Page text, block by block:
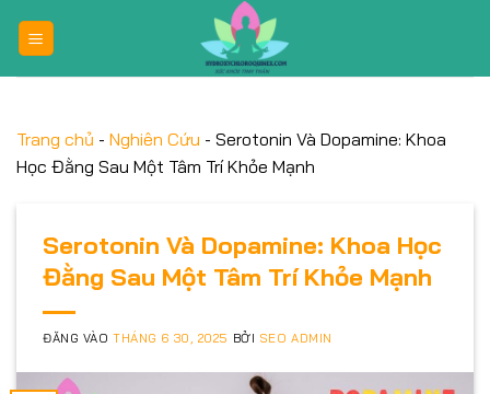
Trang chủ - Nghiên Cứu - Serotonin Và Dopamine: Khoa
Học Đằng Sau Một Tâm Trí Khỏe Mạnh
Serotonin Và Dopamine: Khoa Học
Đằng Sau Một Tâm Trí Khỏe Mạnh
ĐĂNG VÀOTHÁNG 6 30, 2025 BỞI SEO ADMIN